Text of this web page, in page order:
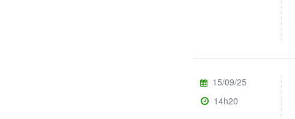
15/09/25
14h20